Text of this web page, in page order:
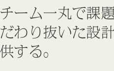
チーム一丸で課
だわり抜いた設
供する。